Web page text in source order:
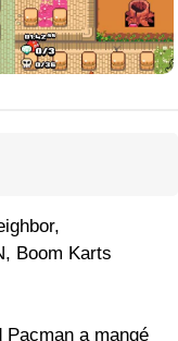
Boom Karts
Pacman a mangé